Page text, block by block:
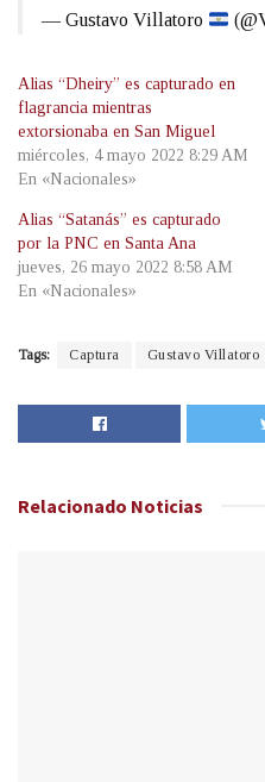
— Gustavo Villatoro
Alias “Dheiry” es capturado en
flagrancia mientras
extorsionaba en San Miguel
miércoles, 4 mayo 2022 8:29 AM
En «Nacionales»
Alias “Satanás” es capturado
por la PNC en Santa Ana
jueves, 26 mayo 2022 8:58 AM
En «Nacionales»
Tags: Captura Gustavo Villatoro
Relacionado Noticias